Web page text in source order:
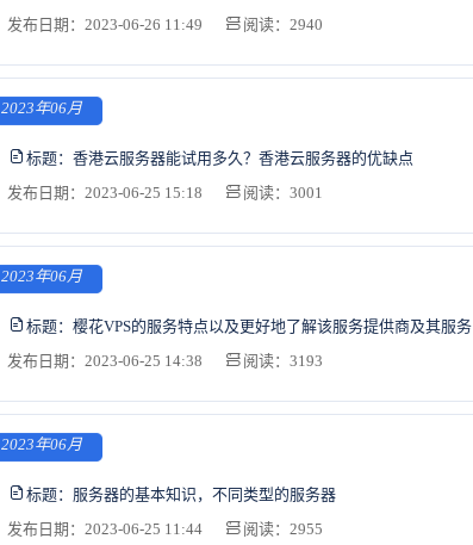
发布日期：2023-06-26 11:49
阅读：2940
2023年06月
标题： 香港云服务器能试用多久？香港云服务器的优缺点
发布日期：2023-06-25 15:18
阅读：3001
2023年06月
标题： 樱花VPS的服务特点以及更好地了解该服务提供商及其服务
发布日期：2023-06-25 14:38
阅读：3193
2023年06月
标题： 服务器的基本知识，不同类型的服务器
发布日期：2023-06-25 11:44
阅读：2955